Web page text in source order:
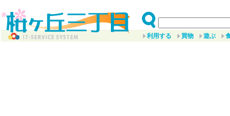
利用する 買物 遊ぶ